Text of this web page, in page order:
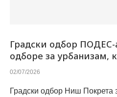
Градски одбор
одборе за урбанизам,
02/07/2026
Градски одбор Ниш Покрета